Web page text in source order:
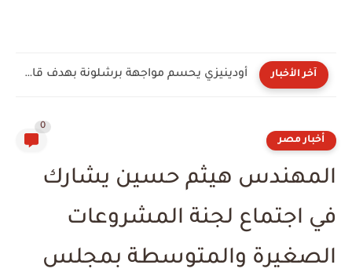
آخر الأخبار آفاق الأسهم الأوروبية إلى الذروة
أخبار مصر
0
المهندس هيثم حسين يشارك
في اجتماع لجنة المشروعات
الصغيرة والمتوسطة بمجلس